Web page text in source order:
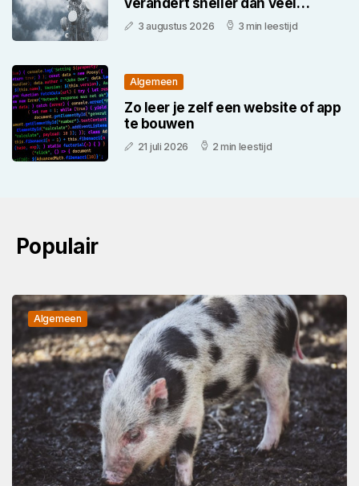
verandert sneller dan veel
consumenten denken
3 augustus 2026 3 min leestijd
Algemeen
Zo leer je zelf een website of app
te bouwen
21 juli 2026 2 min leestijd
Populair
Algemeen